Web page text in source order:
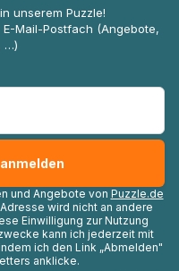
unserem Puzzle!
Mail-Postfach (Angebote,
…)
und Angebote von Puzzle.de
wird nicht an andere
Einwilligung zur Nutzung
kann ich jederzeit mit
ich den Link „Abmelden"
anklicke.